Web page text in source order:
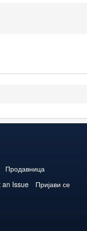
Продавница
an Issue
Пријави се